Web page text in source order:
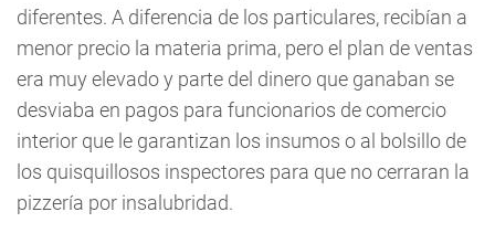
diferentes. A diferencia de los particulares, recibían a
menor precio la materia prima, pero el plan de ventas
era muy elevado y parte del dinero que ganaban se
desviaba en pagos para funcionarios de comercio
interior que le garantizan los insumos o al bolsillo de
los quisquillosos inspectores para que no cerraran la
pizzería por insalubridad.